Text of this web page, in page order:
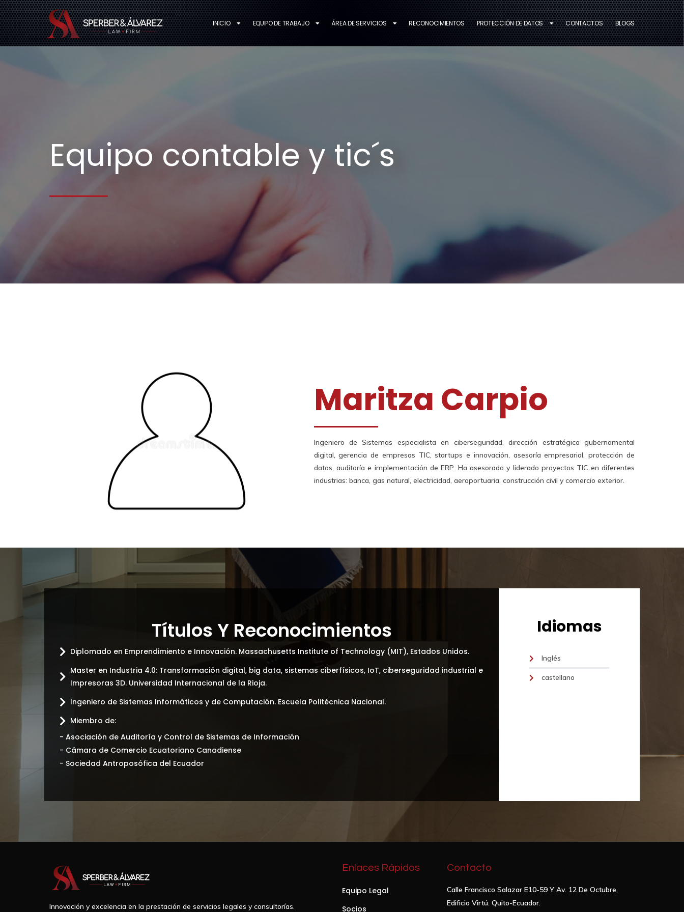
INICIO EQUIPO DE TRABAJO ÁREA DE SERVICIOS RECONOCIMIENTOS PROTECCIÓN DE DATOS CONTACTOS BLOGS
Equipo contable y tic´s
Maritza Carpio
Ingeniero de Sistemas especialista en ciberseguridad, dirección estratégica gubernamental
digital, gerencia de empresas TIC, startups e innovación, asesoría empresarial, protección de
datos, auditoría e implementación de ERP. Ha asesorado y liderado proyectos TIC en diferentes
industrias: banca, gas natural, electricidad, aeroportuaria, construcción civil y comercio exterior.
Títulos Y Reconocimientos
Diplomado en Emprendimiento e Innovación. Massachusetts Institute of Technology (MIT), Estados Unidos.
Master en Industria 4.0: Transformación digital, big data, sistemas ciberfísicos, IoT, ciberseguridad industrial e
Impresoras 3D. Universidad Internacional de la Rioja.
Ingeniero de Sistemas Informáticos y de Computación. Escuela Politécnica Nacional.
Miembro de:
- Asociación de Auditoría y Control de Sistemas de Información
- Cámara de Comercio Ecuatoriano Canadiense
- Sociedad Antroposófica del Ecuador
Idiomas
Inglés
castellano
Innovación y excelencia en la prestación de servicios legales y consultorías.
Enlaces Rápidos
Equipo Legal
Socios
Contacto
Calle Francisco Salazar E10-59 Y Av. 12 De Octubre,
Edificio Virtú. Quito-Ecuador.